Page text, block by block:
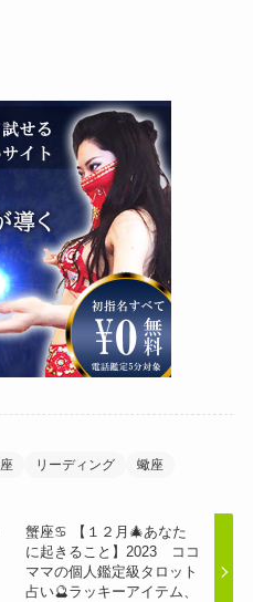
リーディング 蠍座
蟹座♋️ 【１２月🎄あなた
に起きること】2023 ココ
ママの個人鑑定級タロット
占い🔮ラッキーアイテム、